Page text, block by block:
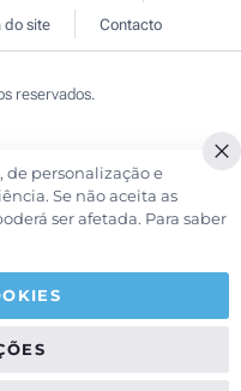
do site Contacto
reservados.
de personalização e
Se não aceita as
ser afetada. Para saber